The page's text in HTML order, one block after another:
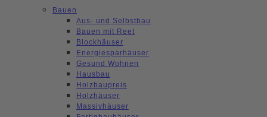
Bauen
Aus- und Selbstbau
Bauen mit Reet
Blockhäuser
Energiesparhäuser
Gesund Wohnen
Hausbau
Holzbaupreis
Holzhäuser
Massivhäuser